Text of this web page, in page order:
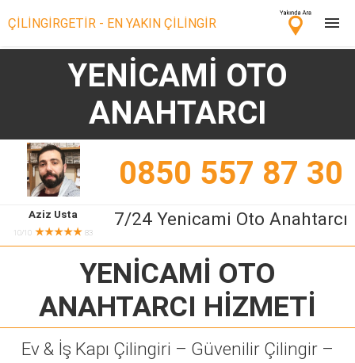
ÇİLİNGİRGETİR - EN YAKIN ÇİLİNGİR
Çilingir Ara
Çilingir misin? Bize Katıl!
YENİCAMİ OTO
ANAHTARCI
0850 557 87 30
Aziz Usta
10/10 ★★★★★83
7/24 Yenicami Oto Anahtarcı
YENİCAMİ OTO
ANAHTARCI HİZMETİ
Ev & İş Kapı Çilingiri – Güvenilir Çilingir –